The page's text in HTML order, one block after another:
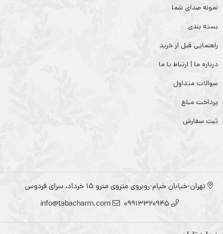
نمونه صدای شما
بسته بندی
راهنمایی قبل از خرید
درباره ما | ارتباط با ما
سوالات متداول
پرداخت مبلغ
ثبت سفارش
تهران-خیابان خیام-روبروی متروی مترو ۱۵ خرداد، سرای فردوس
09913320945
info@tabacharm.com